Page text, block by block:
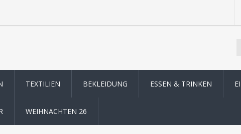
TEXTILIEN BEKLEIDUNG ESSEN & TRINKEN
WEIHNACHTEN 26